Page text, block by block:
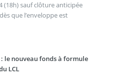
(18h) sauf clôture anticipée
que l’enveloppe est
: le nouveau fonds à formule
LCL